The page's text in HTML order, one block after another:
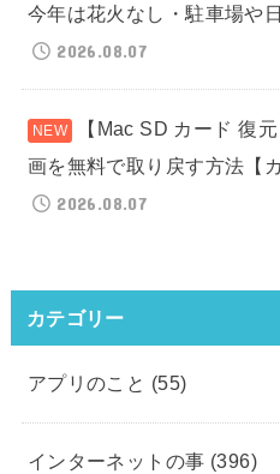
今年は花火なし・駐車場や
2026.08.07
【Mac SD カード 復
画を無料で取り戻す方法【
2026.08.07
カテゴリー
アプリのこと (55)
インターネットの事 (396)